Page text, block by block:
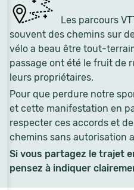
Les parcours
souvent des chemins sur
vélo a beau être tout-
passage ont été le fruit de
leurs propriétaires.
Pour que perdure notre
et cette manifestation en
respecter ces accords et
chemins sans autorisation
Si vous partagez le trajet
pensez à indiquer